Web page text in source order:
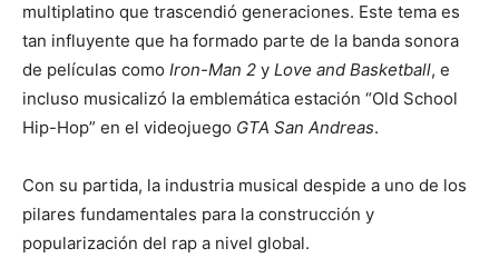
multiplatino que trascendió generaciones. Este tema es
tan influyente que ha formado parte de la banda sonora
de películas como Iron-Man 2 y Love and Basketball, e
incluso musicalizó la emblemática estación “Old School
Hip-Hop” en el videojuego GTA San Andreas.
Con su partida, la industria musical despide a uno de los
pilares fundamentales para la construcción y
popularización del rap a nivel global.